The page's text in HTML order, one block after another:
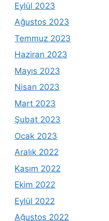
Eylül 2023
Ağustos 2023
Temmuz 2023
Haziran 2023
Mayıs 2023
Nisan 2023
Mart 2023
Şubat 2023
Ocak 2023
Aralık 2022
Kasım 2022
Ekim 2022
Eylül 2022
Ağustos 2022